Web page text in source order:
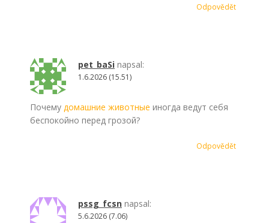
Odpovědět
pet_baSi napsal:
1.6.2026 (15.51)
Почему домашние животные иногда ведут себя
беспокойно перед грозой?
Odpovědět
pssg_fcsn napsal:
5.6.2026 (7.06)